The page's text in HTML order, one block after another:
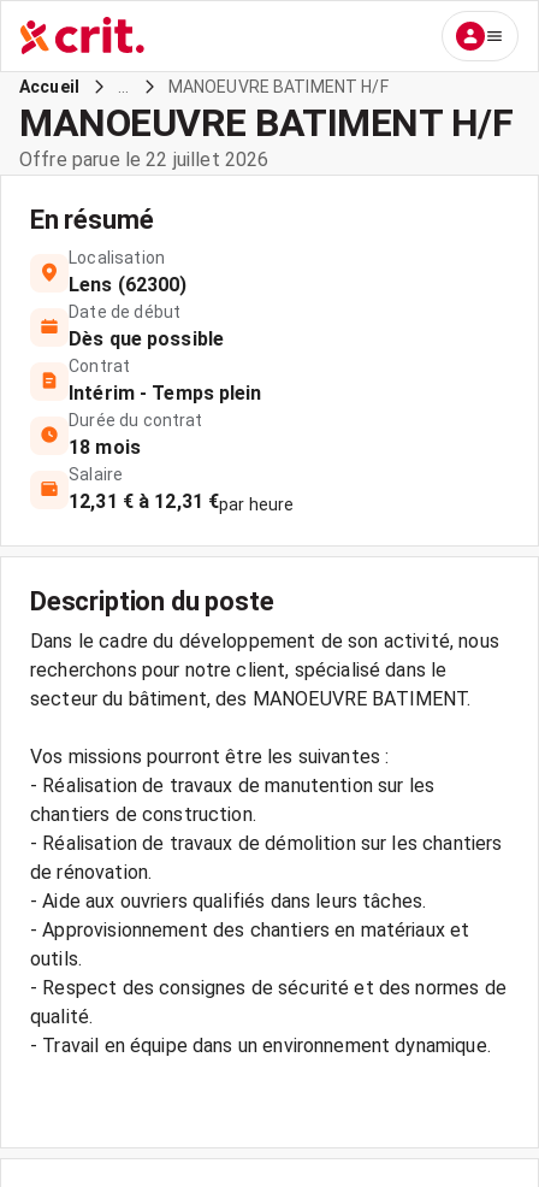
Accueil MANOEUVRE BATIMENT H/F
MANOEUVRE BATIMENT H/F
Offre parue le 22 juillet 2026
En résumé
Localisation
Lens (62300)
Date de début
Dès que possible
Contrat
Intérim - Temps plein
Durée du contrat
18 mois
Salaire
12,31 € à 12,31 €par heure
Description du poste
Dans le cadre du développement de son activité, nous
recherchons pour notre client, spécialisé dans le
secteur du bâtiment, des MANOEUVRE BATIMENT.
Vos missions pourront être les suivantes :
- Réalisation de travaux de manutention sur les
chantiers de construction.
- Réalisation de travaux de démolition sur les chantiers
de rénovation.
- Aide aux ouvriers qualifiés dans leurs tâches.
- Approvisionnement des chantiers en matériaux et
outils.
- Respect des consignes de sécurité et des normes de
qualité.
- Travail en équipe dans un environnement dynamique.